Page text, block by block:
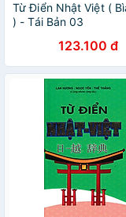
Từ Điển Nhật Việt (
) - Tái Bản 03
123.100 đ